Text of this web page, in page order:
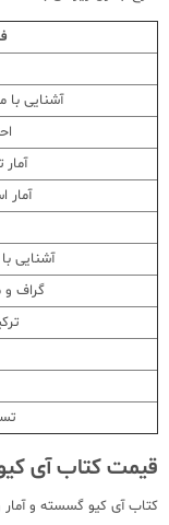
آشنایی با
آمار
آشنایی
گراف
قیمت کتاب آی
کتاب آی کیو گسسته و آمار